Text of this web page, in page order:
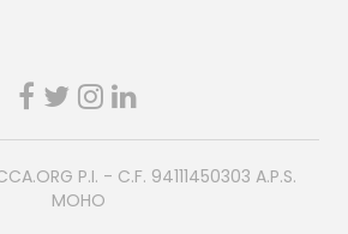
P.I. - C.F. 94111450303 A.P.S.
MOHO